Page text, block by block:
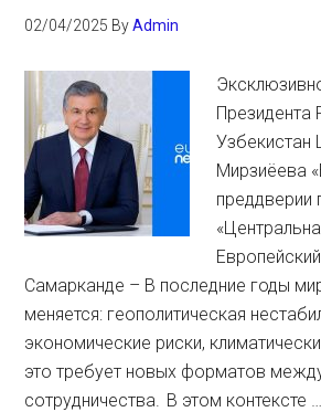
02/04/2025 ByAdmin
Президента
Узбекистан
Мирзиёева
преддверии
Самарканде – В последние годы
меняется: геополитическая
экономические риски,
это требует новых форматов
сотрудничества. В этом контексте …